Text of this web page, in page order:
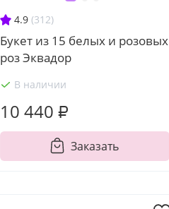
4.9 (312)
Букет из 15 белых и розовых
роз Эквадор
В наличии
10 440 ₽
Заказать